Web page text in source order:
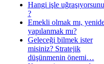
Hangi işle
?
Emekli olmak mı,
yapılanmak mı?
Geleceği bilmek ister
misiniz? Stratejik
düşünmenin önemi…